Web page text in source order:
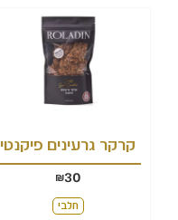
קרקר גרעינים פיקנטי
30
₪
חלבי